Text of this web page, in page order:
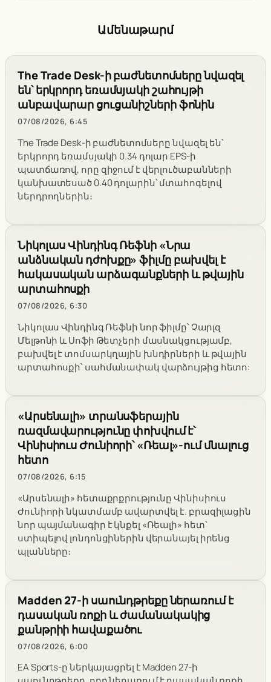
Ամենաթարմ
The Trade Desk-ի բաժնետոմսերը նվազել
են՝ երկրորդ եռամսյակի շահույթի
անբավարար ցուցանիշների ֆոնին
07/08/2026, 6:45
The Trade Desk-ի բաժնետոմսերը նվազել են՝
երկրորդ եռամսյակի 0.34 դոլար EPS-ի
պատճառով, որը զիջում է վերլուծաբանների
կանխատեսած 0.40 դոլարին՝ մտահոգելով
ներդրողներին։
Նիկոլաս Վինդինգ Ռեֆնի «Նրա
անձնական դժոխքը» ֆիլմը բախվել է
հակասական արձագանքների և թվային
արտահոսքի
07/08/2026, 6:30
Նիկոլաս Վինդինգ Ռեֆնի նոր ֆիլմը՝ Չարլզ
Մելթոնի և Սոֆի Թետչերի մասնակցությամբ,
բախվել է տոմսարկղային խնդիրների և թվային
արտահոսքի՝ սահմանափակ վարձույթից հետո:
«Արսենալի» տրանսֆերային
ռազմավարությունը փոխվում է՝
Վինիսիուս Ժունիորի՝ «Ռեալ»-ում մնալուց
հետո
07/08/2026, 6:15
«Արսենալի» հետաքրքրությունը Վինիսիուս
Ժունիորի նկատմամբ ավարտվել է. բրազիլացին
նոր պայմանագիր է կնքել «Ռեալի» հետ՝
ստիպելով լոնդոնցիներին վերանայել իրենց
պլանները։
Madden 27-ի սաունդթրեքը ներառում է
դասական ռոքի և ժամանակակից
քանթրիի հավաքածու
07/08/2026, 6:00
EA Sports-ը ներկայացրել է Madden 27-ի